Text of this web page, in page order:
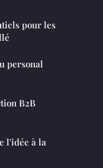
pour les
personal
B2B
l'idée à la